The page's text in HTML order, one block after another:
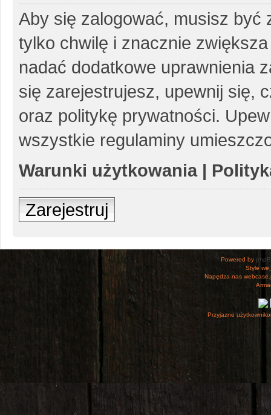
Aby się zalogować, musisz być
tylko chwilę i znacznie
nadać dodatkowe uprawnienia
się zarejestrujesz, upewnij się,
oraz politykę prywatności.
wszystkie regulaminy
Warunki użytkowania|
Zarejestruj
Powered by
Style
Napędza nas
Przyjazne